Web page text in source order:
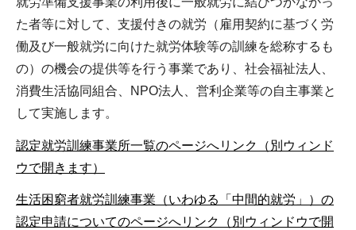
た者等に対して、支援付きの就労（雇用契約に基づく労
働及び一般就労に向けた就労体験等の訓練を総称するも
の）の機会の提供等を行う事業であり、社会福祉法人、
消費生活協同組合、NPO法人、営利企業等の自主事業と
して実施します。
認定就労訓練事業所一覧のページへリンク（別ウィンド
ウで開きます）
生活困窮者就労訓練事業（いわゆる「中間的就労」）の
認定申請についてのページへリンク（別ウィンドウで開